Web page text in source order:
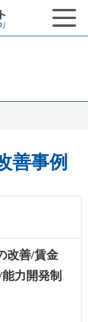
善事例
改善/賃金
力開発制